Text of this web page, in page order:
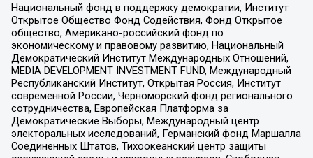
Национальный фонд в поддержку демократии, Институт
Открытое Общество Фонд Содействия, Фонд Открытое
общество, Американо-российский фонд по
экономическому и правовому развитию, Национальный
Демократический Институт Международных Отношений,
MEDIA DEVELOPMENT INVESTMENT FUND, Международный
Республиканский Институт, Открытая Россия, Институт
современной России, Черноморский фонд регионального
сотрудничества, Европейская Платформа за
Демократические Выборы, Международный центр
электоральных исследований, Германский фонд Маршалла
Соединенных Штатов, Тихоокеанский центр защиты